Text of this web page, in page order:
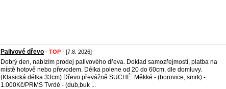
Palivové dřevo - TOP - [7.8. 2026]
Dobrý den, nabízím prodej palivového dřeva. Doklad samozřejmostí, platba na
místě hotově nebo převodem. Délka polene od 20 do 60cm, dle domluvy.
(Klasická délka 33cm) Dřevo převážně SUCHÉ. Měkké - (borovice, smrk) -
1.000Kč/PRMS Tvrdé - (dub,buk ...